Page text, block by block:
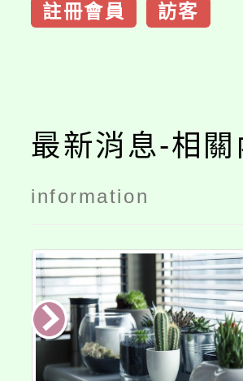
註冊會員 訪客
最新消息-相關
information